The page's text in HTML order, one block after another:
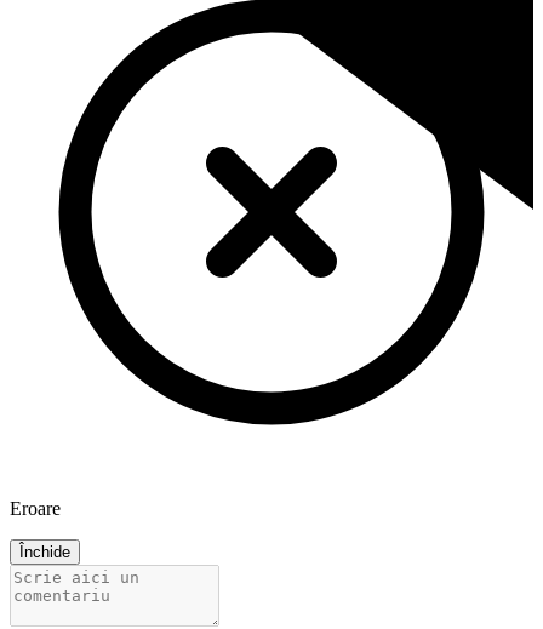
Eroare
Închide